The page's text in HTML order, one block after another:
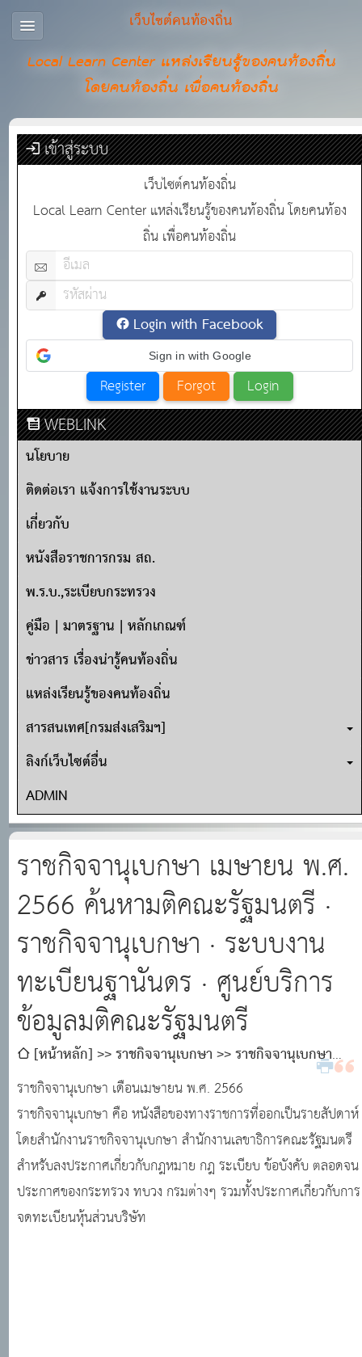
เว็บไซต์คนท้องถิ่น
Local Learn Center แหล่งเรียนรู้ของคนท้องถิ่น
โดยคนท้องถิ่น เพื่อคนท้องถิ่น
เข้าสู่ระบบ
เว็บไซต์คนท้องถิ่น
Local Learn Center แหล่งเรียนรู้ของคนท้องถิ่น โดยคนท้อง
ถิ่น เพื่อคนท้องถิ่น
Login with Facebook
Sign in with Google
WEBLINK
นโยบาย
ติดต่อเรา แจ้งการใช้งานระบบ
เกี่ยวกับ
หนังสือราชการกรม สถ.
พ.ร.บ.,ระเบียบกระทรวง
คู่มือ | มาตรฐาน | หลักเกณฑ์
ข่าวสาร เรื่องน่ารู้คนท้องถิ่น
แหล่งเรียนรู้ของคนท้องถิ่น
สารสนเทศ[กรมส่งเสริมฯ]
ลิงก์เว็บไซต์อื่น
ADMIN
ราชกิจจานุเบกษา เมษายน พ.ศ.
2566 ค้นหามติคณะรัฐมนตรี ·
ราชกิจจานุเบกษา · ระบบงาน
ทะเบียนฐานันดร · ศูนย์บริการ
ข้อมูลมติคณะรัฐมนตรี
[หน้าหลัก] ราชกิจจานุเบกษา
ราชกิจจานุเบกษา
เมษายน พ.ศ. 2566 ค้นหามติคณะรัฐมนตรี · ราชกิจจานุเบกษา
· ระบบงานทะเบียนฐานันดร · ศูนย์บริการข้อมูลมติคณะรัฐมนตรี
ราชกิจจานุเบกษา เดือนเมษายน พ.ศ. 2566
ราชกิจจานุเบกษา คือ หนังสือของทางราชการที่ออกเป็นรายสัปดาห์
โดยสำนักงานราชกิจจานุเบกษา สำนักงานเลขาธิการคณะรัฐมนตรี
สำหรับลงประกาศเกี่ยวกับกฎหมาย กฎ ระเบียบ ข้อบังคับ ตลอดจน
ประกาศของกระทรวง ทบวง กรมต่างๆ รวมทั้งประกาศเกี่ยวกับการ
จดทะเบียนหุ้นส่วนบริษัท